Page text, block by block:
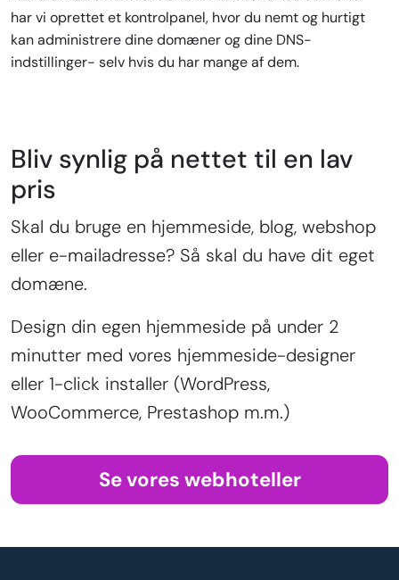
har vi oprettet et kontrolpanel, hvor du nemt og hurtigt
kan administrere dine domæner og dine DNS-
indstillinger- selv hvis du har mange af dem.
Bliv synlig på nettet til en lav
pris
Skal du bruge en hjemmeside, blog, webshop
eller e-mailadresse? Så skal du have dit eget
domæne.
Design din egen hjemmeside på under 2
minutter med vores hjemmeside-designer
eller 1-click installer (WordPress,
WooCommerce, Prestashop m.m.)
Se vores webhoteller